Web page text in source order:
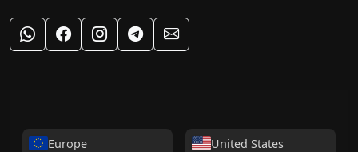
WhatsApp Støtte
FacebookInstagram
TelegramE-post Støtte
Europe United States